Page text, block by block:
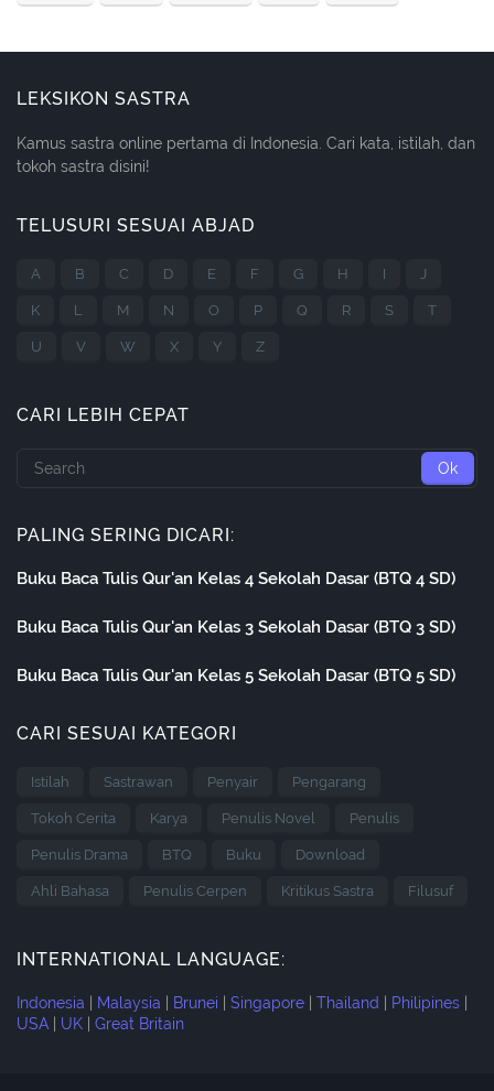
LEKSIKON SASTRA
Kamus sastra online pertama di Indonesia. Cari kata, istilah, dan
tokoh sastra disini!
TELUSURI SESUAI ABJAD
A B C D E F G H I J
K L M N O P Q R S T
U V W X Y Z
CARI LEBIH CEPAT
PALING SERING DICARI:
Buku Baca Tulis Qur'an Kelas 4 Sekolah Dasar (BTQ 4 SD)
Buku Baca Tulis Qur'an Kelas 3 Sekolah Dasar (BTQ 3 SD)
Buku Baca Tulis Qur'an Kelas 5 Sekolah Dasar (BTQ 5 SD)
CARI SESUAI KATEGORI
Istilah Sastrawan Penyair Pengarang
Tokoh Cerita Karya Penulis Novel Penulis
Penulis Drama BTQ Buku Download
Ahli Bahasa Penulis Cerpen Kritikus Sastra Filusuf
INTERNATIONAL LANGUAGE:
Indonesia Malaysia Brunei Singapore Thailand Philipines
USA
UK Great Britain